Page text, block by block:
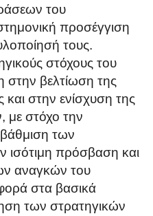
του
προσέγγιση
τους.
στόχους του
στην βελτίωση της
και στην ενίσχυση της
με στόχο την
των
ισότιμη πρόσβαση και
αναγκών του
στα βασικά
των στρατηγικών